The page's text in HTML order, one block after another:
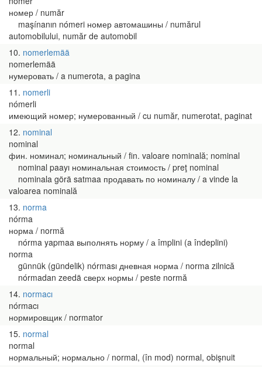
номер / număr
maşínanın nómeri номер автомашины / numărul
automobilului, număr de automobil
10 nomerlemää
nomerlemää
нумеровать / a numerota, a pagina
11 nomerli
nómerli
имеющий номер; нумерованный / cu număr, numerotat, paginat
12 nominal
nominal
фин. номинал; номинальный / fin. valoare nominală; nominal
nominal paayı номинальная стоимость / preţ nominal
nominala görä satmaa продавать по номиналу / a vinde la
valoarea nominală
13 norma
nórma
норма / normă
nórma yapmaa выполнять норму / а împlini (a îndeplini)
norma
günnük (gündelik) nórması дневная норма / norma zilnică
nórmadan zeedä сверх нормы / peste normă
14 normacı
nórmacı
нормировщик / normator
15 normal
normal
нормальный; нормально / normal, (în mod) normal, obişnuit